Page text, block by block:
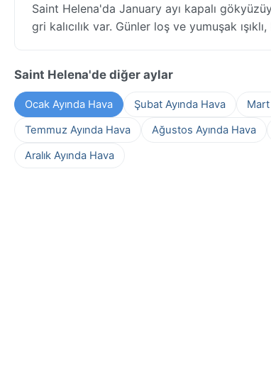
Saint Helena'da January ayı kapalı
gri kalıcılık var. Günler loş ve yumuşak
Saint Helena'de diğer aylar
Ocak Ayında Hava Şubat Ayında Hava Mart
Temmuz Ayında Hava
Ağustos Ayında Hava
Aralık Ayında Hava